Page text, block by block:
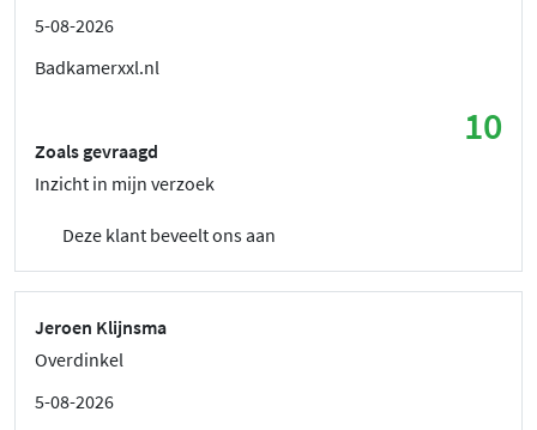
5-08-2026
Badkamerxxl.nl
10
Zoals gevraagd
Inzicht in mijn verzoek
Deze klant beveelt ons aan
Jeroen Klijnsma
Overdinkel
5-08-2026